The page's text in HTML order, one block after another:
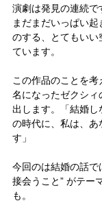
演劇は発見の連続で
まだまだいっぱい
のする、とてもいい
ています。
この作品のことを
名になったゼクシ
出します。「結婚し
の時代に、私は、
す」
今回のは結婚の話で
接会うこと” がテー
も。